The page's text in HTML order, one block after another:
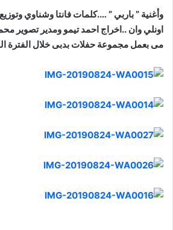
وأغنية ” باربي ” ….كلمات فانتا وشناوي
اونلي وان ..اخراج احمد تيمو ومدير تصوير
مى بعمل مجموعة حفلات بدبى خلال الفترة